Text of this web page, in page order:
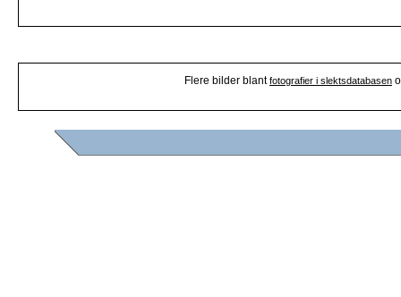
Flere bilder blantfotografier i slektsdatabasen